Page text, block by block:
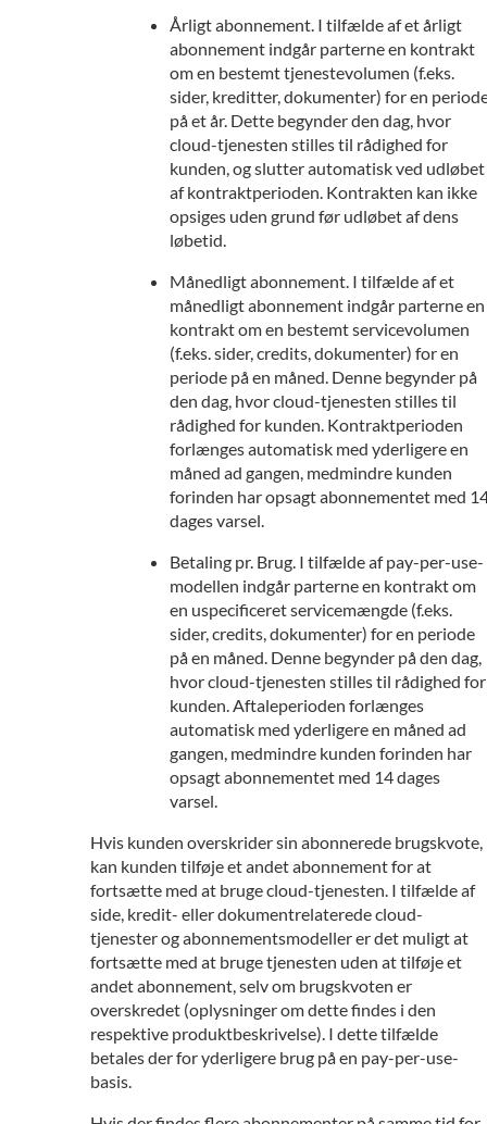
Årligt abonnement. I tilfælde af et årligt
abonnement indgår parterne en kontrakt
om en bestemt tjenestevolumen (f.eks.
sider, kreditter, dokumenter) for en
på et år. Dette begynder den dag, hvor
cloud-tjenesten stilles til rådighed for
kunden, og slutter automatisk ved udløbet
af kontraktperioden. Kontrakten kan ikke
opsiges uden grund før udløbet af dens
løbetid.
Månedligt abonnement. I tilfælde af et
månedligt abonnement indgår parterne en
kontrakt om en bestemt servicevolumen
(f.eks. sider, credits, dokumenter) for en
periode på en måned. Denne begynder på
den dag, hvor cloud-tjenesten stilles til
rådighed for kunden. Kontraktperioden
forlænges automatisk med yderligere en
måned ad gangen, medmindre kunden
forinden har opsagt abonnementet med
dages varsel.
Betaling pr. Brug. I tilfælde af pay-per-use-
modellen indgår parterne en kontrakt om
en uspecificeret servicemængde (f.eks.
sider, credits, dokumenter) for en periode
på en måned. Denne begynder på den dag,
hvor cloud-tjenesten stilles til rådighed for
kunden. Aftaleperioden forlænges
automatisk med yderligere en måned ad
gangen, medmindre kunden forinden har
opsagt abonnementet med 14 dages
varsel.
Hvis kunden overskrider sin abonnerede brugskvote,
kan kunden tilføje et andet abonnement for at
fortsætte med at bruge cloud-tjenesten. I tilfælde af
side, kredit- eller dokumentrelaterede cloud-
tjenester og abonnementsmodeller er det muligt at
fortsætte med at bruge tjenesten uden at tilføje et
andet abonnement, selv om brugskvoten er
overskredet (oplysninger om dette findes i den
respektive produktbeskrivelse). I dette tilfælde
betales der for yderligere brug på en pay-per-use-
basis.